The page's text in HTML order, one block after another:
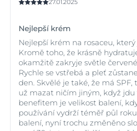
27.01.2025
Nejlepší krém
Nejlepší krém na rosaceu,
Kromě toho, že krásně
okamžitě zakryje světle
Rychle se vstřebá a pleť
den. Skvělé je také, že má
už mazat ničím jiným, když jdu
benefitem je velikost balení,
používání vydrží téměř půl
balení, nyní trochu změněno